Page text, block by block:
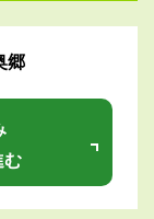
郷
む